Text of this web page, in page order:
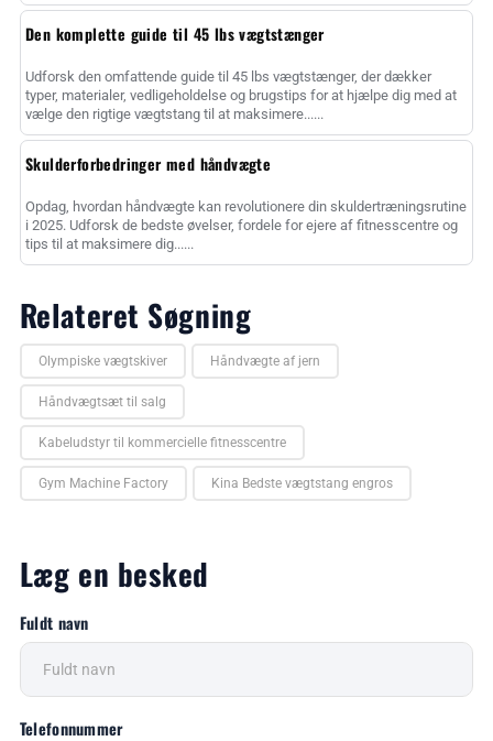
Den komplette guide til 45 lbs vægtstænger
Udforsk den omfattende guide til 45 lbs vægtstænger, der dækker
typer, materialer, vedligeholdelse og brugstips for at hjælpe dig med at
vælge den rigtige vægtstang til at maksimere......
Skulderforbedringer med håndvægte
Opdag, hvordan håndvægte kan revolutionere din skuldertræningsrutine
i 2025. Udforsk de bedste øvelser, fordele for ejere af fitnesscentre og
tips til at maksimere dig......
Relateret Søgning
Olympiske vægtskiver Håndvægte af jern
Håndvægtsæt til salg
Kabeludstyr til kommercielle fitnesscentre
Gym Machine Factory Kina Bedste vægtstang engros
Læg en besked
Fuldt navn
Telefonnummer